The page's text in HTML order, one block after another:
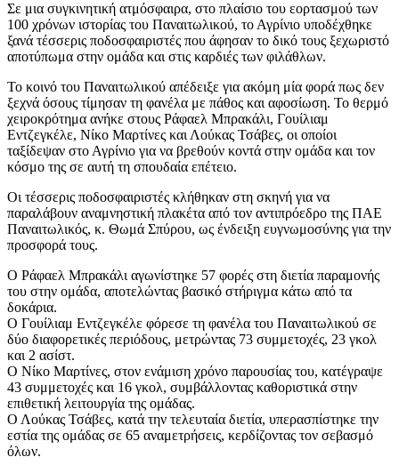
Σε μια συγκινητική ατμόσφαιρα, στο πλαίσιο του εορτασμού των
100 χρόνων ιστορίας του Παναιτωλικού, το Αγρίνιο υποδέχθηκε
ξανά τέσσερις ποδοσφαιριστές που άφησαν το δικό τους ξεχωριστό
αποτύπωμα στην ομάδα και στις καρδιές των φιλάθλων.
Το κοινό του Παναιτωλικού απέδειξε για ακόμη μία φορά πως δεν
ξεχνά όσους τίμησαν τη φανέλα με πάθος και αφοσίωση. Το θερμό
χειροκρότημα ανήκε στους Ράφαελ Μπρακάλι, Γουίλιαμ
Εντζεγκέλε, Νίκο Μαρτίνες και Λούκας Τσάβες, οι οποίοι
ταξίδεψαν στο Αγρίνιο για να βρεθούν κοντά στην ομάδα και τον
κόσμο της σε αυτή τη σπουδαία επέτειο.
Οι τέσσερις ποδοσφαιριστές κλήθηκαν στη σκηνή για να
παραλάβουν αναμνηστική πλακέτα από τον αντιπρόεδρο της ΠΑΕ
Παναιτωλικός, κ. Θωμά Σπύρου, ως ένδειξη ευγνωμοσύνης για την
προσφορά τους.
Ο Ράφαελ Μπρακάλι αγωνίστηκε 57 φορές στη διετία παραμονής
του στην ομάδα, αποτελώντας βασικό στήριγμα κάτω από τα
δοκάρια.
Ο Γουίλιαμ Εντζεγκέλε φόρεσε τη φανέλα του Παναιτωλικού σε
δύο διαφορετικές περιόδους, μετρώντας 73 συμμετοχές, 23 γκολ
και 2 ασίστ.
Ο Νίκο Μαρτίνες, στον ενάμιση χρόνο παρουσίας του, κατέγραψε
43 συμμετοχές και 16 γκολ, συμβάλλοντας καθοριστικά στην
επιθετική λειτουργία της ομάδας.
Ο Λούκας Τσάβες, κατά την τελευταία διετία, υπερασπίστηκε την
εστία της ομάδας σε 65 αναμετρήσεις, κερδίζοντας τον σεβασμό
όλων.